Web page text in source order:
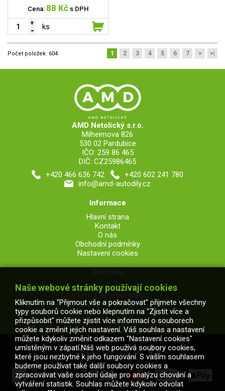
Cena: 88 Kč s DPH
ks
Počet položek: 604 1 2 3 4 5 6 7 > >|
AMD Netolický s.r.o.
Milheimova 826
530 02 Pardubice
IČO: 259 86 465
DIČ: CZ25986465
+420 466 636 742
+420 602 241 780
info@amd-autodily.cz
Informace
Hlavní strana
Kontakt
O nás
Obchodní podmínky
Nastavení cookies
V obchodě je
celkem 53345 produktů,
z toho 7164 skladem.
2026 © AMD Netolický s.r.o.
Naše webové stránky používají cookies
Kliknutím na "Přijmout vše a pokračovat" přijmete všechny
typy souborů cookie nebo klepnutím na "Zjistit více a
přizpůsobit" můžete zjistit více informací o souborech
cookie a změnit jejich nastavení. Váš souhlas a nastavení
můžete kdykoliv změnit odkazem "Nastavení cookies"
umístěným v zápatí.Náš web používá soubory cookies,
které jsou nezbytné k jeho fungování. S vaším souhlasem
budeme používat také další soubory cookies a
zpracovávat vaše osobní údaje pro analýzu chování a
vytváření statistik. Souhlas můžete kdykoliv odvolat